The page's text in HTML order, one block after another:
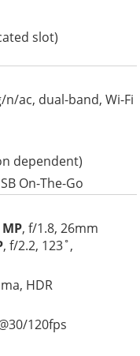
slot)
n/ac, dual-band, Wi-Fi
dependent)
On-The-Go
, f/1.8, 26mm
, f/2.2, 123˚,
HDR
120fps